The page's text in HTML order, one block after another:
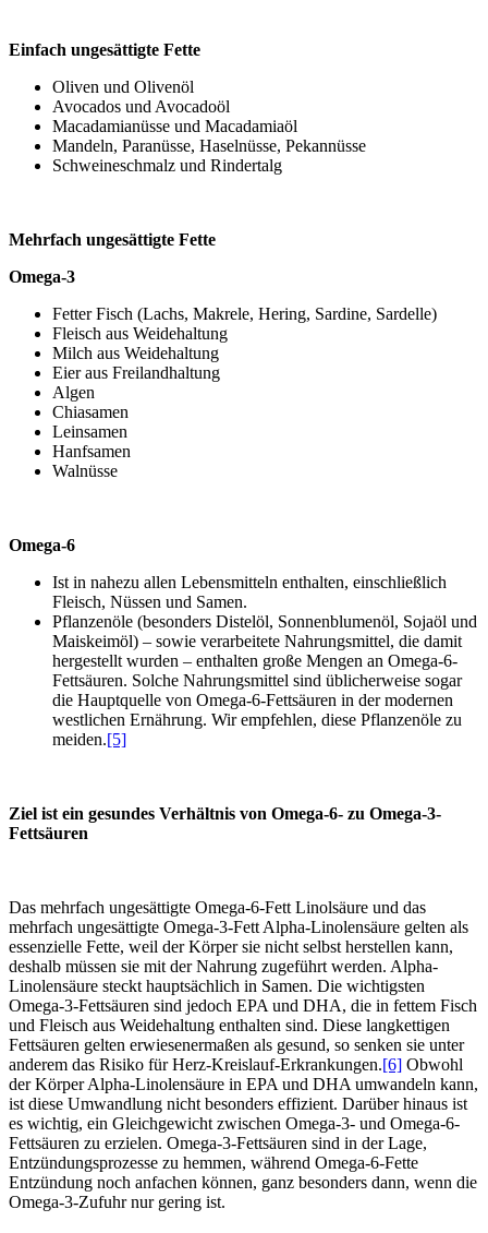
Einfach ungesättigte Fette
Oliven und Olivenöl
Avocados und Avocadoöl
Macadamianüsse und Macadamiaöl
Mandeln, Paranüsse, Haselnüsse, Pekannüsse
Schweineschmalz und Rindertalg
Mehrfach ungesättigte Fette
Omega-3
Fetter Fisch (Lachs, Makrele, Hering, Sardine, Sardelle)
Fleisch aus Weidehaltung
Milch aus Weidehaltung
Eier aus Freilandhaltung
Algen
Chiasamen
Leinsamen
Hanfsamen
Walnüsse
Omega-6
Ist in nahezu allen Lebensmitteln enthalten, einschließlich
Fleisch, Nüssen und Samen.
Pflanzenöle (besonders Distelöl, Sonnenblumenöl, Sojaöl und
Maiskeimöl) – sowie verarbeitete Nahrungsmittel, die damit
hergestellt wurden – enthalten große Mengen an Omega-6-
Fettsäuren. Solche Nahrungsmittel sind üblicherweise sogar
die Hauptquelle von Omega-6-Fettsäuren in der modernen
westlichen Ernährung. Wir empfehlen, diese Pflanzenöle zu
meiden.[5]
Ziel ist ein gesundes Verhältnis von Omega-6- zu Omega-3-
Fettsäuren
Das mehrfach ungesättigte Omega-6-Fett Linolsäure und das
mehrfach ungesättigte Omega-3-Fett Alpha-Linolensäure gelten als
essenzielle Fette, weil der Körper sie nicht selbst herstellen kann,
deshalb müssen sie mit der Nahrung zugeführt werden. Alpha-
Linolensäure steckt hauptsächlich in Samen. Die wichtigsten
Omega-3-Fettsäuren sind jedoch EPA und DHA, die in fettem Fisch
und Fleisch aus Weidehaltung enthalten sind. Diese langkettigen
Fettsäuren gelten erwiesenermaßen als gesund, so senken sie unter
anderem das Risiko für Herz-Kreislauf-Erkrankungen.[6] Obwohl
der Körper Alpha-Linolensäure in EPA und DHA umwandeln kann,
ist diese Umwandlung nicht besonders effizient. Darüber hinaus ist
es wichtig, ein Gleichgewicht zwischen Omega-3- und Omega-6-
Fettsäuren zu erzielen. Omega-3-Fettsäuren sind in der Lage,
Entzündungsprozesse zu hemmen, während Omega-6-Fette
Entzündung noch anfachen können, ganz besonders dann, wenn die
Omega-3-Zufuhr nur gering ist.